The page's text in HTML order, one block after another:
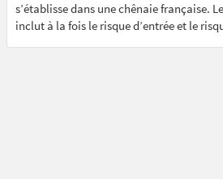
s’établisse dans une chênaie française.
inclut à la fois le risque d’entrée et le